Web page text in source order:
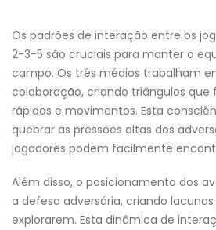
Os padrões de interação entre os
2-3-5 são cruciais para manter o
campo. Os três médios trabalham
colaboração, criando triângulos que
rápidos e movimentos. Esta
quebrar as pressões altas dos
jogadores podem facilmente
Além disso, o posicionamento dos
a defesa adversária, criando
explorarem. Esta dinâmica de